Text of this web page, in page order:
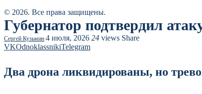
© 2026. Все права защищены.
Губернатор подтвердил
Сергей Кузьмин 4 июля, 2026 24 views Share
VKOdnoklassnikiTelegram
Два дрона ликвидированы, но